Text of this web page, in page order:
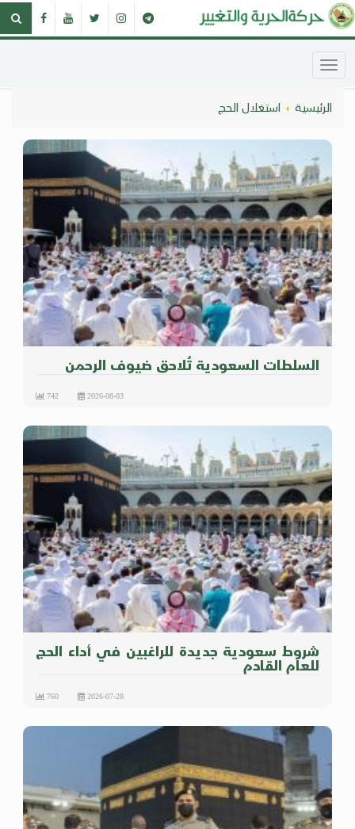
الرئيسية استغلال الحج
السلطات السعودية تُلاحق ضيوف الرحمن
2026-08-03
742
شروط سعودية جديدة للراغبين في أداء الحج
للعام القادم
2026-07-28
760